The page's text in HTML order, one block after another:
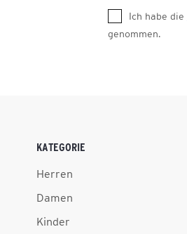
Ich habe die
genommen.
KATEGORIE
Herren
Damen
Kinder